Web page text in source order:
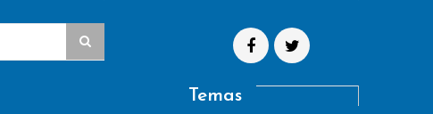
Temas